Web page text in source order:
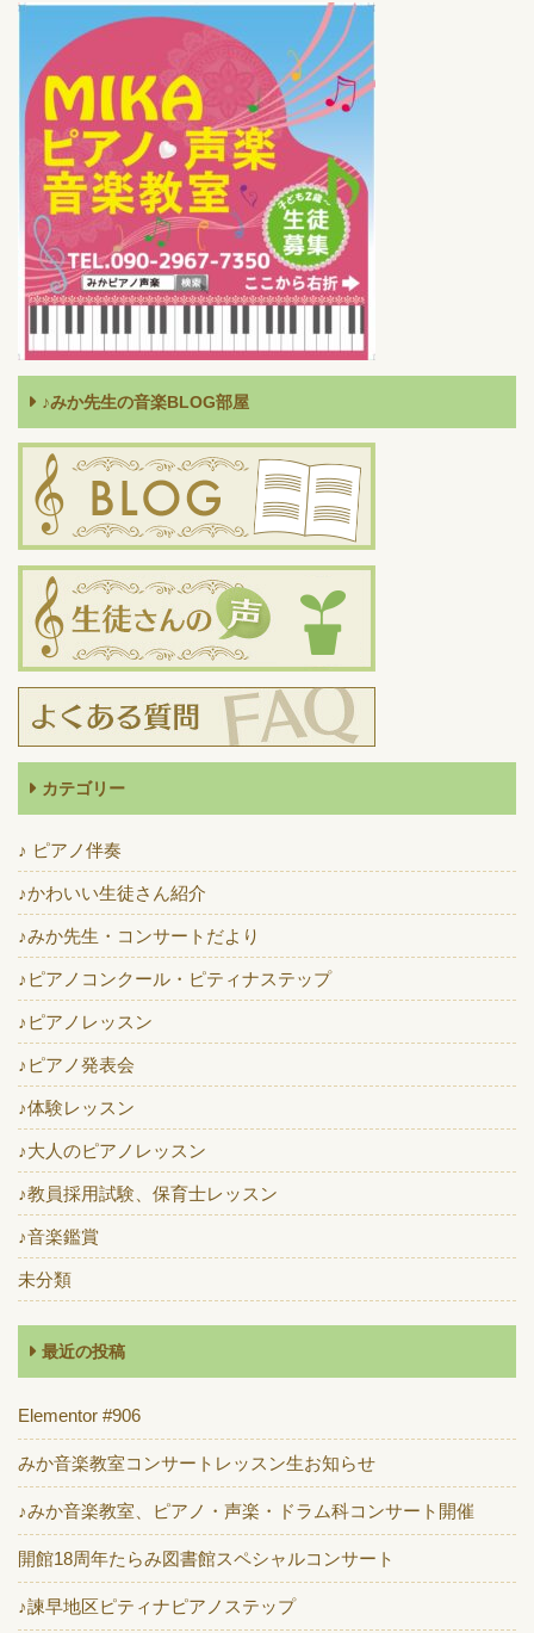
♪みか先生の音楽BLOG部屋
カテゴリー
♪ ピアノ伴奏
♪かわいい生徒さん紹介
♪みか先生・コンサートだより
♪ピアノコンクール・ピティナステップ
♪ピアノレッスン
♪ピアノ発表会
♪体験レッスン
♪大人のピアノレッスン
♪教員採用試験、保育士レッスン
♪音楽鑑賞
未分類
最近の投稿
Elementor #906
みか音楽教室コンサートレッスン生お知らせ
♪みか音楽教室、ピアノ・声楽・ドラム科コンサート開催
開館18周年たらみ図書館スペシャルコンサート
♪諫早地区ピティナピアノステップ